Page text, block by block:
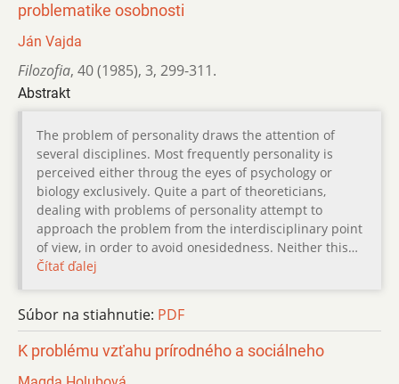
problematike osob­nosti
Ján Vajda
Filozofia, 40 (1985), 3, 299-311.
Abstrakt
The problem of personality draws the attention of
several disciplines. Most frequently personality is
perceived either throug the eyes of psychology or
biology exclusively. Quite a part of theoreticians,
dealing with problems of personality attempt to
approach the problem from the interdisciplinary point
of view, in order to avoid onesidedness. Neither this…
Čítať ďalej
Súbor na stiahnutie: PDF
K problému vzťahu prírodného a sociálneho